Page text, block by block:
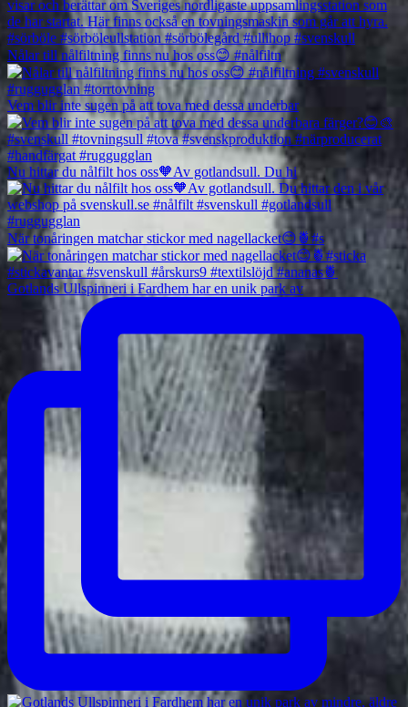
Nålar till nålfiltning finns nu hos oss😊 #nålfiltn
Vem blir inte sugen på att tova med dessa underbar
Nu hittar du nålfilt hos oss🧡Av gotlandsull. Du hi
När tonåringen matchar stickor med nagellacket😊🍍#s
Gotlands Ullspinneri i Fardhem har en unik park av